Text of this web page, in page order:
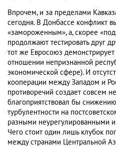
Впрочем, и за пределами
сегодня. В Донбассе конфликт
«замороженным», а, скорее
продолжают тестировать друг
тот же Евросоюз
отношении непризнанной
экономической сфере). И
кооперации между Западом и
противоречий создает совсем
благоприятствовал бы
турбулентности на
разными неурегулированными
Чего стоит один лишь клубок
между странами Центральной